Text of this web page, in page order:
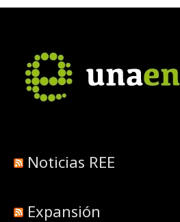
Noticias REE
Expansión